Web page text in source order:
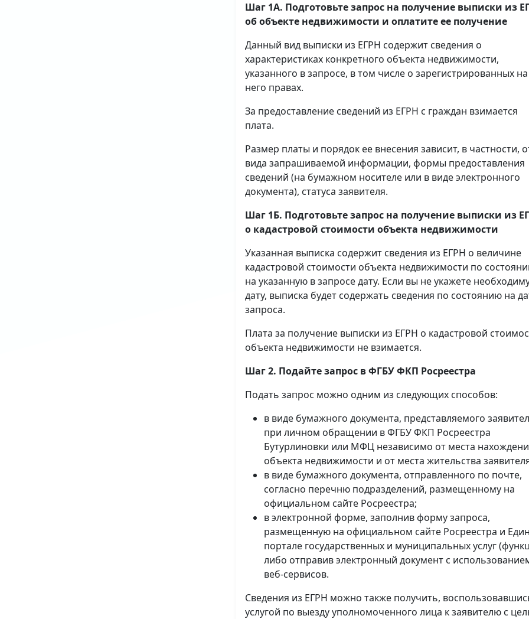
Шаг 1А. Подготовьте запрос на получение выписки из
об объекте недвижимости и оплатите ее получение
Данный вид выписки из ЕГРН содержит сведения о
характеристиках конкретного объекта недвижимости,
указанного в запросе, в том числе о зарегистрированных на
него правах.
За предоставление сведений из ЕГРН с граждан взимается
плата.
Размер платы и порядок ее внесения зависит, в частности,
вида запрашиваемой информации, формы предоставления
сведений (на бумажном носителе или в виде электронного
документа), статуса заявителя.
Шаг 1Б. Подготовьте запрос на получение выписки из
о кадастровой стоимости объекта недвижимости
Указанная выписка содержит сведения из ЕГРН о величине
кадастровой стоимости объекта недвижимости по
на указанную в запросе дату. Если вы не укажете
дату, выписка будет содержать сведения по состоянию на
запроса.
Плата за получение выписки из ЕГРН о кадастровой
объекта недвижимости не взимается.
Шаг 2. Подайте запрос в ФГБУ ФКП Росреестра
Подать запрос можно одним из следующих способов:
в виде бумажного документа, представляемого
при личном обращении в ФГБУ ФКП Росреестра
Бутурлиновки или МФЦ независимо от места
объекта недвижимости и от места жительства
в виде бумажного документа, отправленного по почте,
согласно перечню подразделений, размещенному на
официальном сайте Росреестра;
в электронной форме, заполнив форму запроса,
размещенную на официальном сайте Росреестра и
портале государственных и муниципальных услуг
либо отправив электронный документ с
веб-сервисов.
Сведения из ЕГРН можно также получить,
услугой по выезду уполномоченного лица к заявителю с